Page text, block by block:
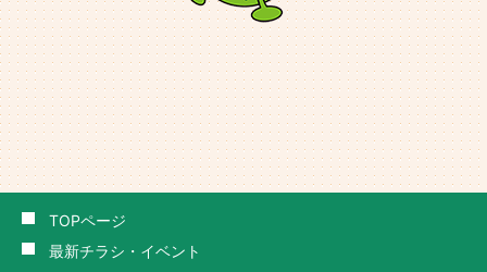
TOPページ
最新チラシ・イベント